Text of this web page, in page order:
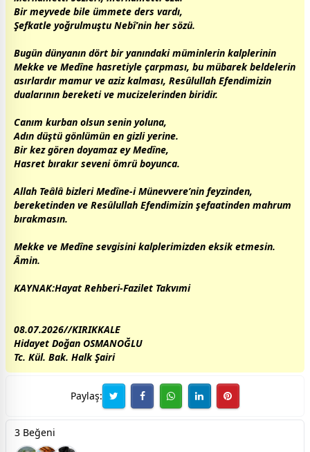
Bir meyvede bile ümmete ders vardı,
Şefkatle yoğrulmuştu Nebî’nin her sözü.
Bugün dünyanın dört bir yanındaki müminlerin kalplerinin
Mekke ve Medîne hasretiyle çarpması, bu mübarek beldelerin
asırlardır mamur ve aziz kalması, Resûlullah Efendimizin
dualarının bereketi ve mucizelerinden biridir.
Canım kurban olsun senin yoluna,
Adın düştü gönlümün en gizli yerine.
Bir kez gören doyamaz ey Medîne,
Hasret bırakır seveni ömrü boyunca.
Allah Teâlâ bizleri Medîne-i Münevvere’nin feyzinden,
bereketinden ve Resûlullah Efendimizin şefaatinden mahrum
bırakmasın.
Mekke ve Medîne sevgisini kalplerimizden eksik etmesin.
Âmin.
KAYNAK:Hayat Rehberi-Fazilet Takvımi
08.07.2026//KIRIKKALE
Hidayet Doğan OSMANOĞLU
Tc. Kül. Bak. Halk Şairi
Paylaş:
3 Beğeni